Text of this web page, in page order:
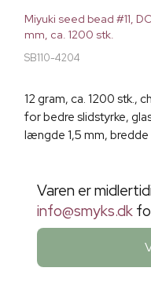
Miyuki seed bead #11,
mm, ca. 1200 stk.
SB110-4204
12 gram, ca. 1200 stk.,
for bedre slidstyrke,
længde 1,5 mm,
Varen er
info@smyks.dk